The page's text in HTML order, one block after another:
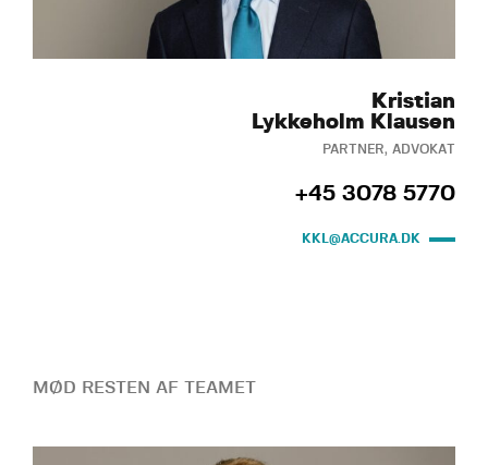
Kristian
Lykkeholm Klausen
PARTNER, ADVOKAT
+45 3078 5770
KKL@ACCURA.DK
MØD RESTEN AF TEAMET